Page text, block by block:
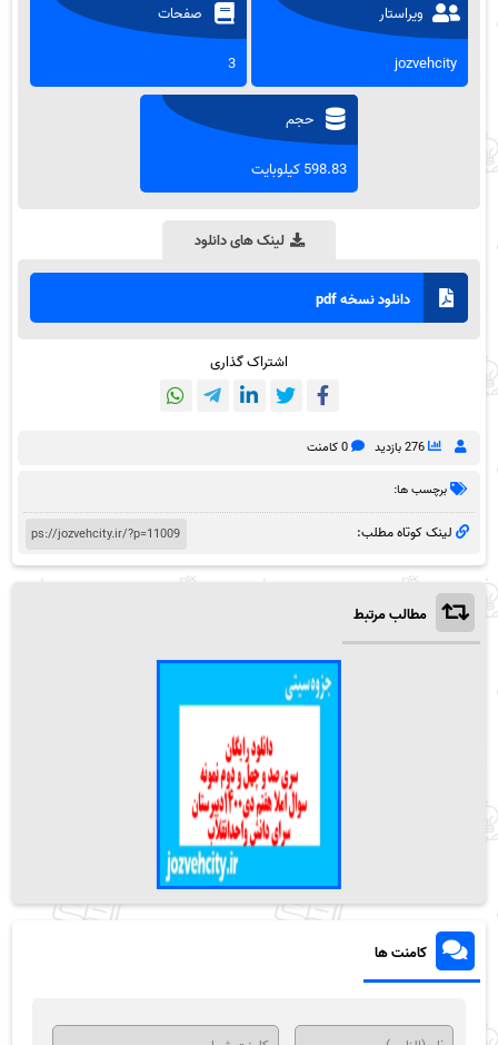
ویراستار
jozvehcity
صفحات
3
حجم
598.83 کیلوبایت
لینک های دانلود
دانلود نسخه pdf
اشتراک گذاری
276 بازدید 0 کامنت
برچسب ها:
لینک کوتاه مطلب:
مطالب مرتبط
کامنت ها